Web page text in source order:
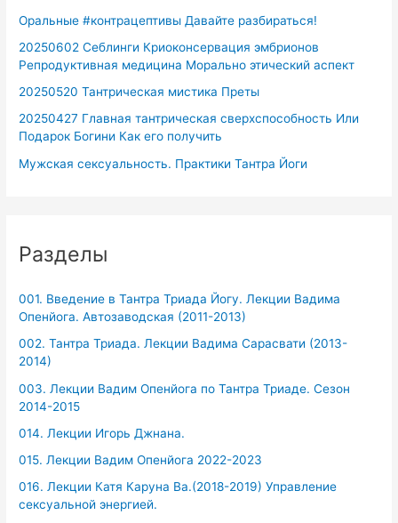
Оральные #контрацептивы Давайте разбираться!
20250602 Себлинги Криоконсервация эмбрионов
Репродуктивная медицина Морально этический аспект
20250520 Тантрическая мистика Преты
20250427 Главная тантрическая сверхспособность Или
Подарок Богини Как его получить
Мужская сексуальность. Практики Тантра Йоги
Разделы
001. Введение в Тантра Триада Йогу. Лекции Вадима
Опенйога. Автозаводская (2011-2013)
002. Тантра Триада. Лекции Вадима Сарасвати (2013-
2014)
003. Лекции Вадим Опенйога по Тантра Триаде. Сезон
2014-2015
014. Лекции Игорь Джнана.
015. Лекции Вадим Опенйога 2022-2023
016. Лекции Катя Каруна Ва.(2018-2019) Управление
сексуальной энергией.